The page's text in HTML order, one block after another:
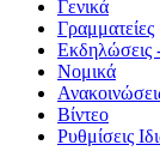
Γενικά
Γραμματείες
Εκδηλώσεις
Νομικά
Βίντεο
Ρυθμίσεις